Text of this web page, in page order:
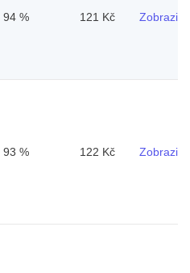
94 % 121 Kč Zobrazit
93 % 122 Kč Zobrazit